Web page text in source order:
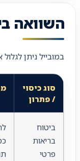
השוואה
במובייל ניתן
סוג כיסוי
/ פתרון
ביטוח
בריאות
פרטי